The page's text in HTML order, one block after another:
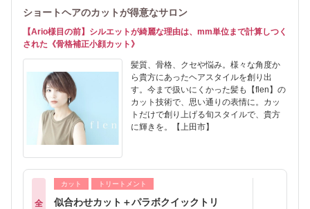
ショートヘアのカットが得意なサロン
【Ario様目の前】シルエットが綺麗な理由は、mm単位まで計算しつく
された《骨格補正小顔カット》
髪質、骨格、クセや悩み。様々な角度か
ら貴方にあったヘアスタイルを創り出
す。今まで扱いにくかった髪も【flen】の
カット技術で、思い通りの表情に。カッ
トだけで創り上げる旬スタイルで、貴方
に輝きを。【上田市】
全
カット トリートメント
似合わせカット＋パラボクイックトリ